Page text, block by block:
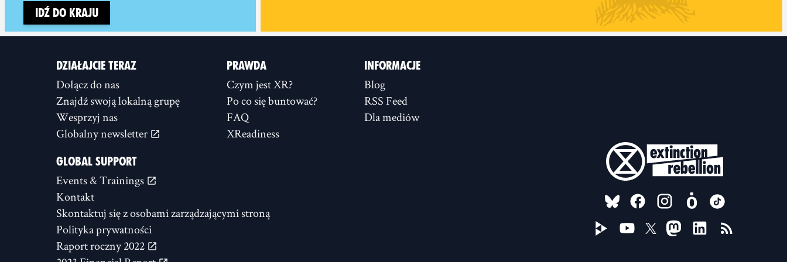
Idź do kraju
DZIAŁAJCIE TERAZ
Dołącz do nas
Znajdź swoją lokalną grupę
Wesprzyj nas
Globalny newsletter
PRAWDA
Czym jest XR?
Po co się buntować?
FAQ
XReadiness
INFORMACJE
Blog
RSS Feed
Dla mediów
GLOBAL SUPPORT
Events & Trainings
Kontakt
Skontaktuj się z osobami zarządzającymi stroną
Polityka prywatności
Raport roczny 2022
FOLLOW US ON